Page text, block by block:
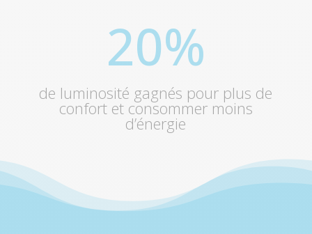
20%
de luminosité gagnés pour plus de
confort et consommer moins
d’énergie